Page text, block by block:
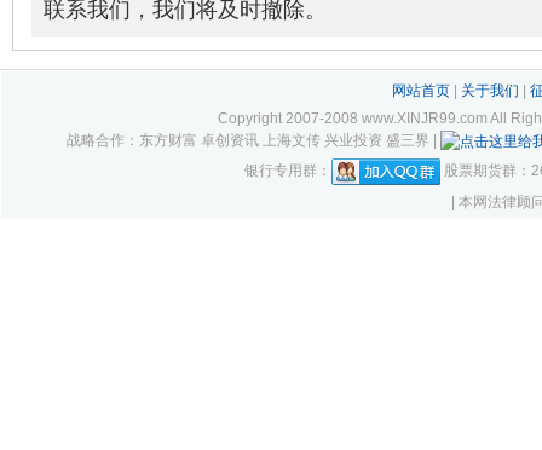
联系我们，我们将及时撤除。
网站首页| 关于我们
Copyright 2007-2008 www.XINJR99.com All
战略合作：东方财富 卓创资讯 上海文传 兴业投资 盛三界 |
银行专用群：
股票期货群：
| 本网法律顾